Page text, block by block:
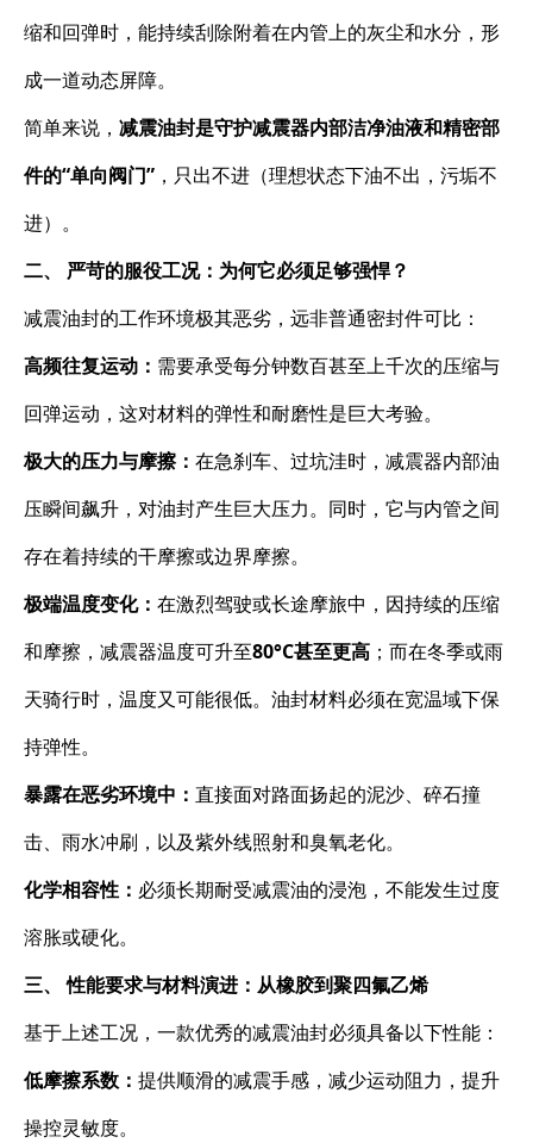
缩和回弹时，能持续刮除附着在内管上的灰尘和水分，形
成一道动态屏障。
简单来说， 减震油封是守护减震器内部洁净油液和精密部
件的“单向阀门” ，只出不进（理想状态下油不出，污垢不
进）。
二、 严苛的服役工况：为何它必须足够强悍？
减震油封的工作环境极其恶劣，远非普通密封件可比：
高频往复运动： 需要承受每分钟数百甚至上千次的压缩与
回弹运动，这对材料的弹性和耐磨性是巨大考验。
极大的压力与摩擦： 在急刹车、过坑洼时，减震器内部油
压瞬间飙升，对油封产生巨大压力。同时，它与内管之间
存在着持续的干摩擦或边界摩擦。
极端温度变化： 在激烈驾驶或长途摩旅中，因持续的压缩
和摩擦，减震器温度可升至80°C甚至更高 ；而在冬季或雨
天骑行时，温度又可能很低。油封材料必须在宽温域下保
持弹性。
暴露在恶劣环境中： 直接面对路面扬起的泥沙、碎石撞
击、雨水冲刷，以及紫外线照射和臭氧老化。
化学相容性： 必须长期耐受减震油的浸泡，不能发生过度
溶胀或硬化。
三、 性能要求与材料演进：从橡胶到聚四氟乙烯
基于上述工况，一款优秀的减震油封必须具备以下性能：
低摩擦系数： 提供顺滑的减震手感，减少运动阻力，提升
操控灵敏度。